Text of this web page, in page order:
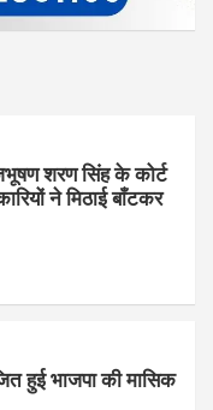
शरण सिंह के कोर्ट
ने मिठाई बाँटकर
हुई भाजपा की मासिक